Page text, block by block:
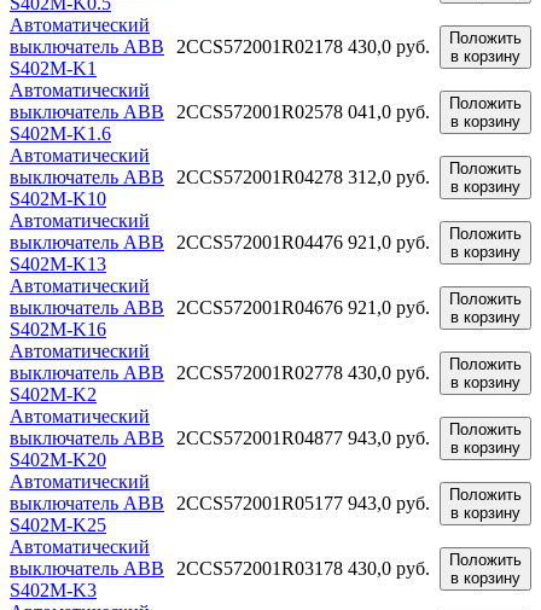
Автоматический
выключатель ABB
S402M-K1
2CCS572001R02178 430,0 руб.
Положить
в корзину
Автоматический
выключатель ABB
S402M-K1.6
2CCS572001R02578 041,0 руб.
Положить
в корзину
Автоматический
выключатель ABB
S402M-K10
2CCS572001R04278 312,0 руб.
Положить
в корзину
Автоматический
выключатель ABB
S402M-K13
2CCS572001R04476 921,0 руб.
Положить
в корзину
Автоматический
выключатель ABB
S402M-K16
2CCS572001R04676 921,0 руб.
Положить
в корзину
Автоматический
выключатель ABB
S402M-K2
2CCS572001R02778 430,0 руб.
Положить
в корзину
Автоматический
выключатель ABB
S402M-K20
2CCS572001R04877 943,0 руб.
Положить
в корзину
Автоматический
выключатель ABB
S402M-K25
2CCS572001R05177 943,0 руб.
Положить
в корзину
Автоматический
выключатель ABB
S402M-K3
2CCS572001R03178 430,0 руб.
Положить
в корзину